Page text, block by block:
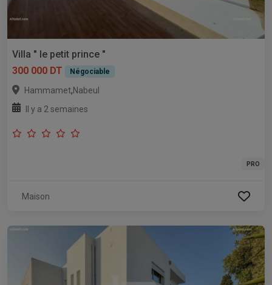
Villa " le petit prince "
300 000 DT
Négociable
Hammamet,Nabeul
Il y a 2 semaines
PRO
Maison